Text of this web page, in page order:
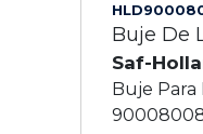
Buje De
Saf-
Buje Para